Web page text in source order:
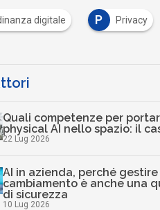
digitale P Privacy
Quali competenze per
physical AI nello spazio: il
22 Lug 2026
AI in azienda, perché
cambiamento è anche una
di sicurezza
10 Lug 2026